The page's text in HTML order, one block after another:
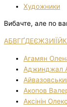
Художники
Вибачте, але по
АБВГҐДЕЄЖЗИІЇЙК
Агамян
Аджинджал
Акопов
Аксінін